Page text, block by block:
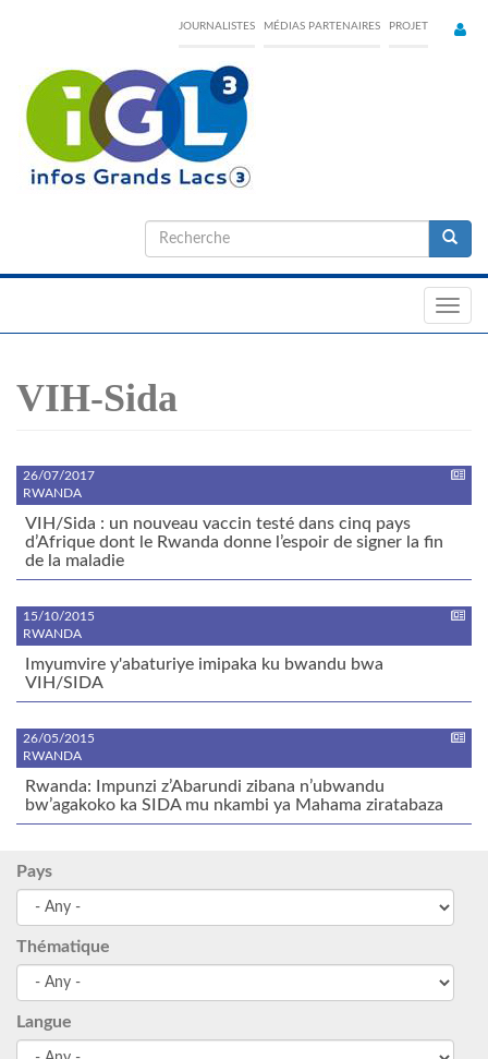
content
JOURNALISTES MÉDIAS PARTENAIRES PROJET
Formulaire
de
VIH-Sida
26/07/2017
RWANDA
VIH/Sida : un nouveau vaccin testé dans cinq pays
d’Afrique dont le Rwanda donne l’espoir de signer la fin
de la maladie
15/10/2015
RWANDA
Imyumvire y'abaturiye imipaka ku bwandu bwa
VIH/SIDA
26/05/2015
RWANDA
Rwanda: Impunzi z’Abarundi zibana n’ubwandu
bw’agakoko ka SIDA mu nkambi ya Mahama ziratabaza
Pays
Thématique
Langue